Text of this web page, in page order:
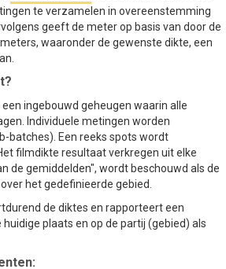
te verzamelen in overeenstemming
geeft de meter op basis van door de
waaronder de gewenste dikte, een
ingebouwd geheugen waarin alle
Individuele metingen worden
batches). Een reeks spots wordt
filmdikte resultaat verkregen uit elke
de gemiddelden", wordt beschouwd als de
het gedefinieerde gebied.
de diktes en rapporteert een
plaats en op de partij (gebied) als